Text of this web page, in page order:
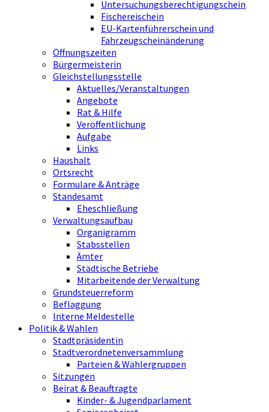
Untersuchungsberechtigungschein
Fischereischein
EU-Kartenführerschein und
Fahrzeugscheinänderung
Öffnungszeiten
Bürgermeisterin
Gleichstellungsstelle
Aktuelles/Veranstaltungen
Angebote
Rat & Hilfe
Veröffentlichung
Aufgabe
Links
Haushalt
Ortsrecht
Formulare & Anträge
Standesamt
Eheschließung
Verwaltungsaufbau
Organigramm
Stabsstellen
Ämter
Städtische Betriebe
Mitarbeitende der Verwaltung
Grundsteuerreform
Beflaggung
Interne Meldestelle
Politik & Wahlen
Stadtpräsidentin
Stadtverordnetenversammlung
Parteien & Wählergruppen
Sitzungen
Beirat & Beauftragte
Kinder- & Jugendparlament